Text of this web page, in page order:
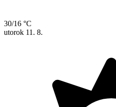
30/16 °C
utorok 11. 8.